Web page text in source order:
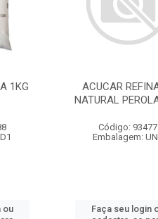
1KG
ou
ACUCAR
NATURAL
Código: 93477
Embalagem:
Faça seu login